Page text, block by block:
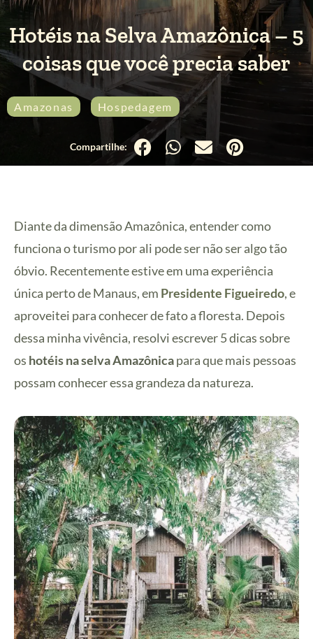
Hotéis na Selva Amazônica – 5
coisas que você precia saber
Amazonas Hospedagem Selva Amazônica
Diante da dimensão Amazônica, entender como
funciona o turismo por ali pode ser não ser algo tão
óbvio. Recentemente estive em uma experiência
única perto de Manaus, em Presidente Figueiredo, e
aproveitei para conhecer de fato a floresta. Depois
dessa minha vivência, resolvi escrever 5 dicas sobre
os hotéis na selva Amazônicapara que mais pessoas
possam conhecer essa grandeza da natureza.